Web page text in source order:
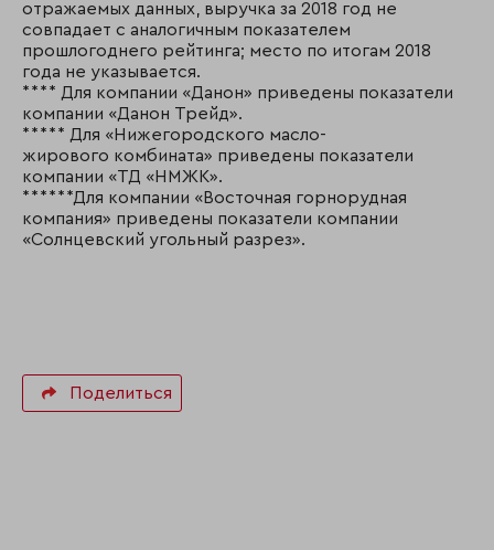
отражаемых данных, выручка за 2018 год не
совпадает с аналогичным показателем
прошлогоднего рейтинга; место по итогам 2018
года не указывается.
**** Для компании «Данон» приведены показатели
компании «Данон Трейд».
***** Для «Нижегородского масло-
жирового комбината» приведены показатели
компании «ТД «НМЖК».
******Для компании «Восточная горнорудная
компания» приведены показатели компании
«Солнцевский угольный разрез».
Поделиться